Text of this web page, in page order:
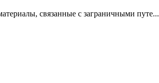
связанные с заграничными путе...